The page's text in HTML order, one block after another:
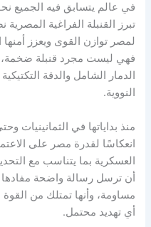
في عالم يتسابق فيه الجميع
لمصر توازن القوى ويعزز
فهي ليست مجرد قنبلة ضخمة،
الدمار الشامل والدقة
النووية.
انعكاسًا لقدرة مصر على
العسكرية بما يتناسب مع
أن ترسل رسالة واضحة
مساومة، وأنها تمتلك من
أي تهديد محتمل.